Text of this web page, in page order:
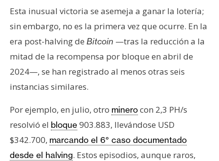
Esta inusual victoria se asemeja a ganar la lotería;
sin embargo, no es la primera vez que ocurre. En la
era post-halving de Bitcoin —tras la reducción a la
mitad de la recompensa por bloque en abril de
2024—, se han registrado al menos otras seis
instancias similares.
Por ejemplo, en julio, otro minerocon 2,3 PH/s
resolvió el bloque903.883, llevándose USD
$342.700, marcando el 6° caso documentado
desde el halving. Estos episodios, aunque raros,